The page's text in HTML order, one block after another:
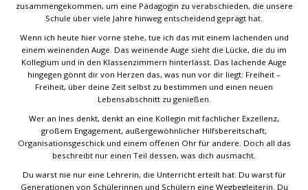
zusammengekommen, um eine Pädagogin zu verabschieden, die unsere
Schule über viele Jahre hinweg entscheidend geprägt hat.
Wenn ich heute hier vorne stehe, tue ich das mit einem lachenden und
einem weinenden Auge. Das weinende Auge sieht die Lücke, die du im
Kollegium und in den Klassenzimmern hinterlässt. Das lachende Auge
hingegen gönnt dir von Herzen das, was nun vor dir liegt: Freiheit –
Freiheit, über deine Zeit selbst zu bestimmen und einen neuen
Lebensabschnitt zu genießen.
Wer an Ines denkt, denkt an eine Kollegin mit fachlicher Exzellenz,
großem Engagement, außergewöhnlicher Hilfsbereitschaft,
Organisationsgeschick und einem offenen Ohr für andere. Doch all das
beschreibt nur einen Teil dessen, was dich ausmacht.
Du warst nie nur eine Lehrerin, die Unterricht erteilt hat. Du warst für
Generationen von Schülerinnen und Schülern eine Wegbegleiterin. Du